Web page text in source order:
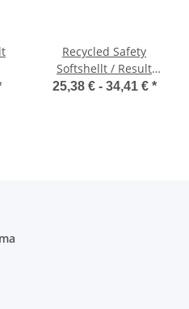
Recycled Safety
Softshellt / Result
R505X
25,38 € - 34,41 € *